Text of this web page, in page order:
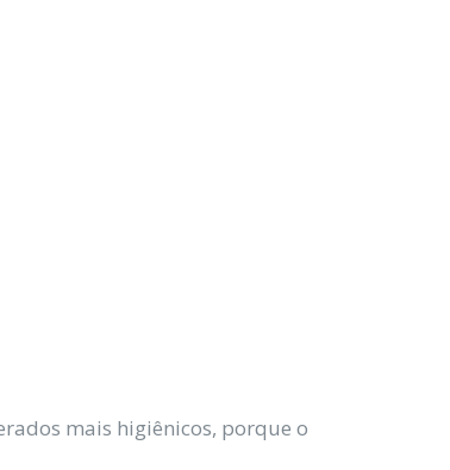
mais higiênicos, porque o